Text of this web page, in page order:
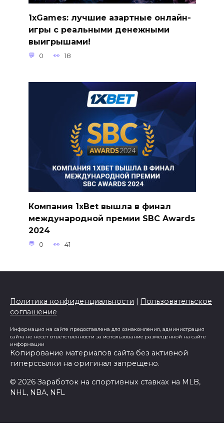
1xGames: лучшие азартные онлайн-
игры с реальными денежными
выигрышами!
0 18
Компания 1xBet вышла в финал
международной премии SBC Awards
2024
0 41
Политика конфиденциальности | Пользовательское
соглашение
Информация на сайте предоставлена для ознакомления, администрация
сайта не несет ответственности за использование размещенной на сайте
информации
Копирование материалов сайта без активной
гиперссылки на оригинал запрещено.
© 2026 Заработок на спортивных ставках на MLB,
NHL, NBA, NFL